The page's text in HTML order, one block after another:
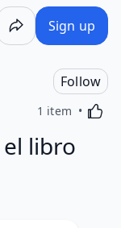
Sign up
Follow
1 item
el libro